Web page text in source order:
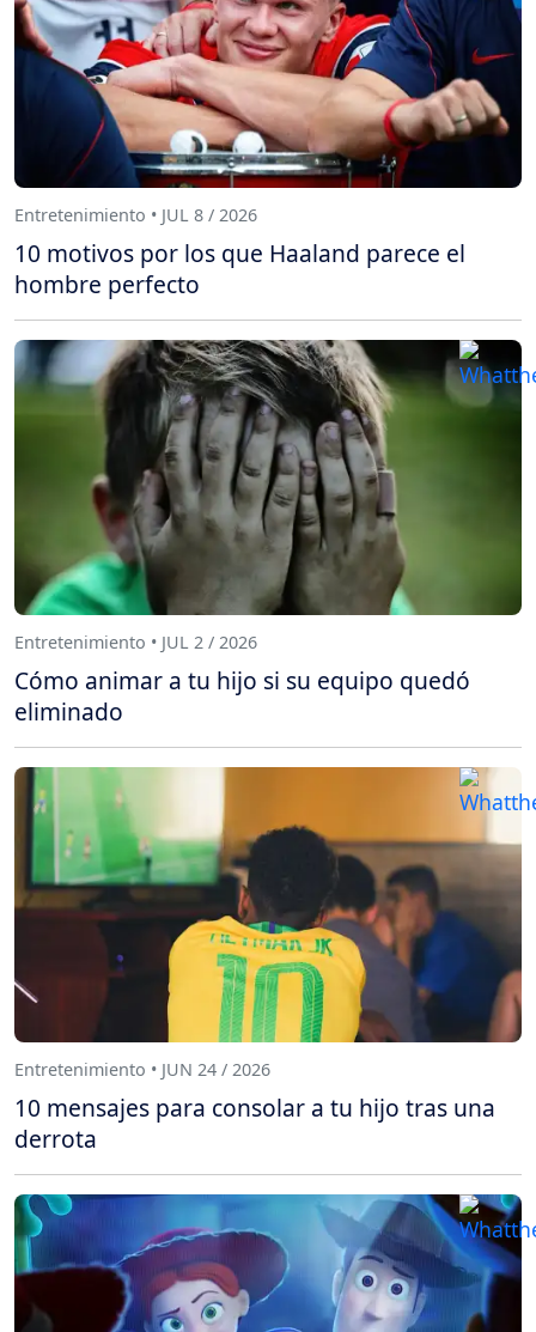
Entretenimiento • JUL 8 / 2026
10 motivos por los que Haaland parece el
hombre perfecto
Entretenimiento • JUL 2 / 2026
Cómo animar a tu hijo si su equipo quedó
eliminado
Entretenimiento • JUN 24 / 2026
10 mensajes para consolar a tu hijo tras una
derrota